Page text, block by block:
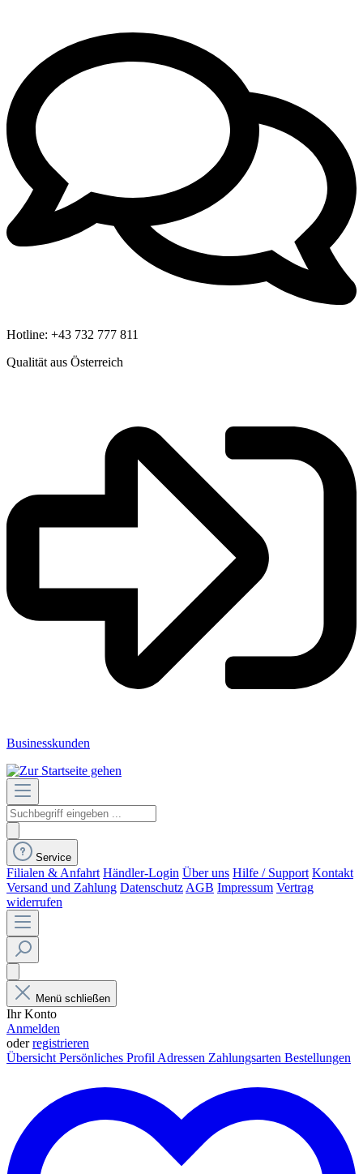
Hotline: +43 732 777 811
Qualität aus Österreich
Businesskunden
Service
Filialen & Anfahrt Händler-Login Über uns Hilfe / Support Kontakt
Versand und Zahlung Datenschutz AGB Impressum Vertrag
widerrufen
Menü schließen
Ihr Konto
Anmelden
oderregistrieren
Übersicht Persönliches Profil Adressen Zahlungsarten Bestellungen